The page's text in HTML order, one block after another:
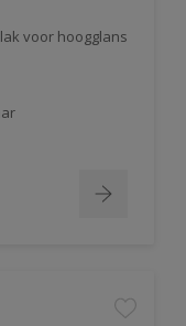
voor hoogglans